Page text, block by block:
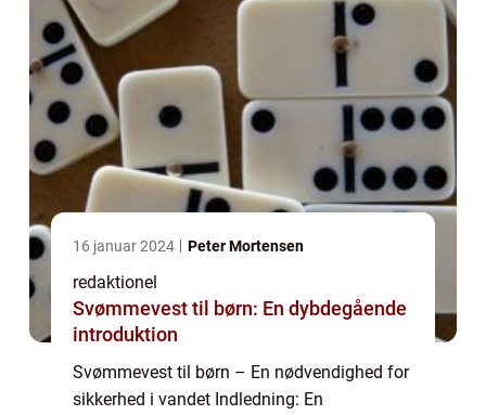
16 januar 2024 Peter Mortensen
redaktionel
Svømmevest til børn: En dybdegående
introduktion
Svømmevest til børn – En nødvendighed for
sikkerhed i vandet Indledning: En